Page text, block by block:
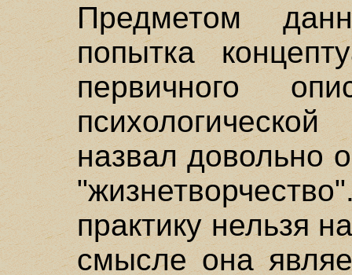
Предметом
попытка
первичного
назвал довольно
практику нельзя
смысле она